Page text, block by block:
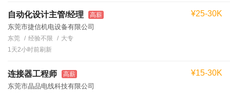
自动化设计主管/经理 高薪
东莞市捷信机电设备有限公司
¥25-30K
东莞 经验不限
大专
1天2小时前刷新
连接器工程师 高薪
东莞市晶品电线科技有限公司
¥15-30K